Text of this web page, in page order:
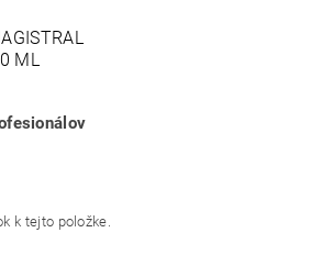
ML
k tejto položke.